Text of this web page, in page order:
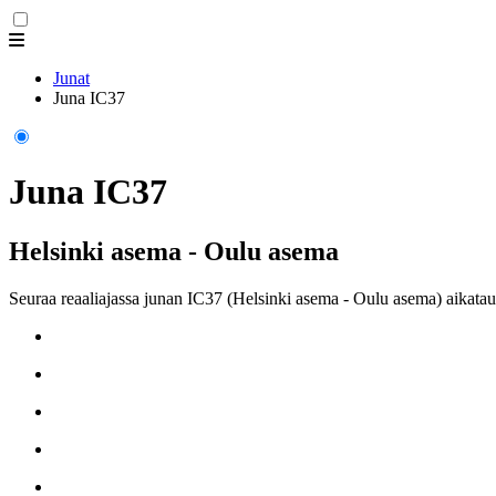
Junat
Juna IC37
Juna IC37
Helsinki asema - Oulu asema
Seuraa reaaliajassa junan IC37 (Helsinki asema - Oulu asema)